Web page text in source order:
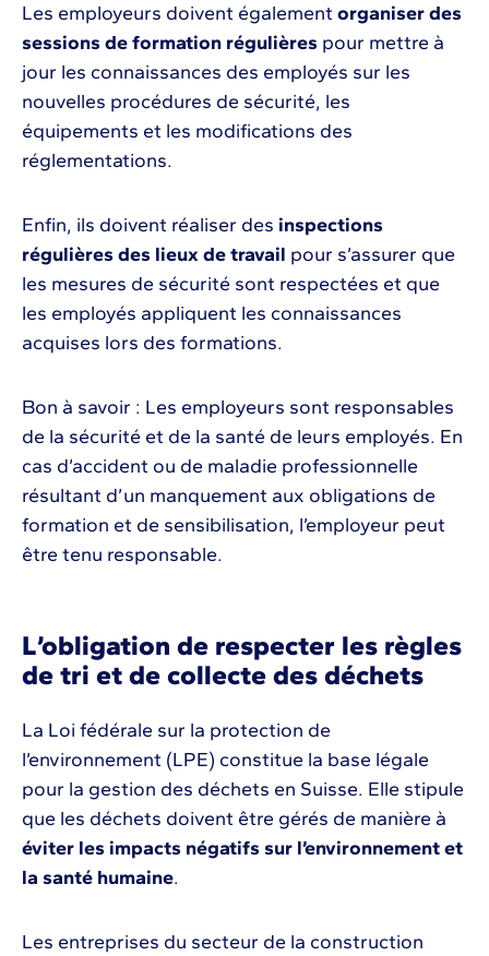
Les employeurs doivent également organiser des
sessions de formation régulières pour mettre à
jour les connaissances des employés sur les
nouvelles procédures de sécurité, les
équipements et les modifications des
réglementations.
Enfin, ils doivent réaliser des inspections
régulières des lieux de travail pour s’assurer que
les mesures de sécurité sont respectées et que
les employés appliquent les connaissances
acquises lors des formations.
Bon à savoir : Les employeurs sont responsables
de la sécurité et de la santé de leurs employés. En
cas d’accident ou de maladie professionnelle
résultant d’un manquement aux obligations de
formation et de sensibilisation, l’employeur peut
être tenu responsable.
L’obligation de respecter les règles
de tri et de collecte des déchets
La Loi fédérale sur la protection de
l’environnement (LPE) constitue la base légale
pour la gestion des déchets en Suisse. Elle stipule
que les déchets doivent être gérés de manière à
éviter les impacts négatifs sur l’environnement et
la santé humaine.
Les entreprises du secteur de la construction